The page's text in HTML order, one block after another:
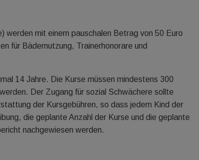
werden mit einem pauschalen Betrag von 50 Euro
für Bädernutzung, Trainerhonorare und
14 Jahre. Die Kurse müssen mindestens 300
Der Zugang für sozial Schwächere sollte
der Kursgebühren, so dass jedem Kind der
die geplante Anzahl der Kurse und die geplante
nachgewiesen werden.